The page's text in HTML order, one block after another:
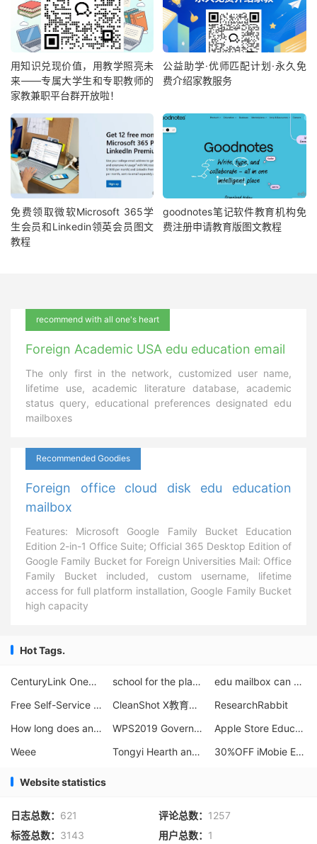
用知识兑现价值，用教学照亮未
来——专属大学生和专职教师的
家教兼职平台群开放啦！
公益助学·优师匹配计划·永久免
费介绍家教服务
免费领取微软Microsoft 365学
生会员和Linkedin领英会员图文
教程
goodnotes笔记软件教育机构免
费注册申请教育版图文教程
recommend with all one's heart
Foreign Academic USA edu education email
The only first in the network, customized user name,
lifetime use, academic literature database, academic
status query, educational preferences designated edu
mailboxes
Recommended Goodies
Foreign office cloud disk edu education
mailbox
Features: Microsoft Google Family Bucket Education
Edition 2-in-1 Office Suite; Official 365 Desktop Edition of
Google Family Bucket for Foreign Universities Mail: Office
Family Bucket included, custom username, lifetime
access for full platform installation, Google Family Bucket
high capacity
Hot Tags.
CenturyLink OneDrive Official Website school for the planet
edu mailbox can not receive foreign mail
Free Self-Service Application for Microsoft 365 A5 Education Edition
CleanShot X教育优惠
ResearchRabbit
How long does an edu mailbox last?
WPS2019 Government
Apple Store Education Offer
Weee
Tongyi Hearth and Soul Student Email Authentication 30%OFF iMobie Educational Discount Offer
Website statistics
日志总数： 621 评论总数： 1257
标签总数： 3143 用户总数： 1